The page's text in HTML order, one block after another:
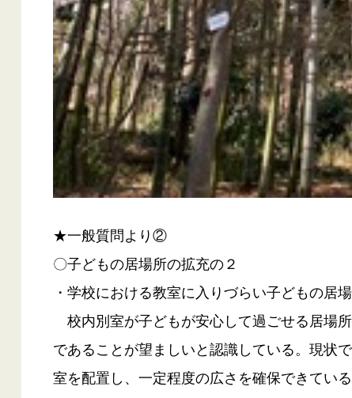
★一般質問より②
〇子どもの居場所の拡充の２
・学校における教室に入りづらい子どもの居
校内別室が子どもが安心して過ごせる居場
であることが望ましいと認識している。現状
室を配置し、一定程度の広さを確保できてい